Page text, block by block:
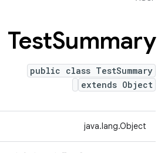
TestSummary
public class TestSummary
extends Object
java.lang.Object